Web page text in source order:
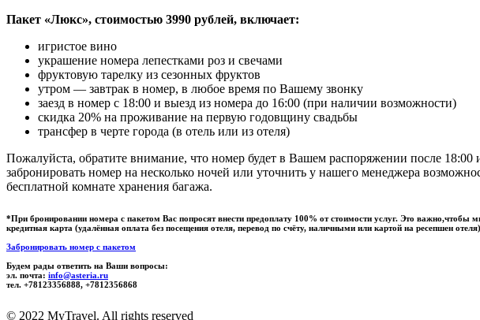
Пакет «Люкс», стоимостью 3990 рублей, включает:
игристое вино
украшение номера лепестками роз и свечами
фруктовую тарелку из сезонных фруктов
утром — завтрак в номер, в любое время по Вашему звонку
заезд в номер с 18:00 и выезд из номера до 16:00 (при наличии возможности)
скидка 20% на проживание на первую годовщину свадьбы
трансфер в черте города (в отель или из отеля)
Пожалуйста, обратите внимание, что номер будет в Вашем распоряжении после
забронировать номер на несколько ночей или уточнить у нашего менеджера
бесплатной комнате хранения багажа.
*При бронировании номера с пакетом Вас попросят внести предоплату 100% от стоимости услуг. Это
кредитная карта (удалённая оплата без посещения отеля, перевод по счёту, наличными или картой на ресепшен
Забронировать номер с пакетом
Будем рады ответить на Ваши вопросы:
эл. почта: info@asteria.ru
тел. +78123356888, +7812356868
© 2022 MyTravel. All rights reserved